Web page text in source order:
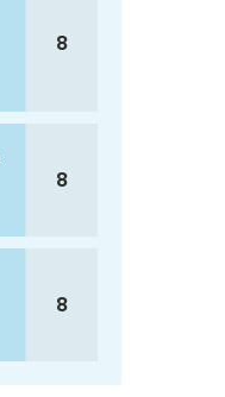
8
8
8